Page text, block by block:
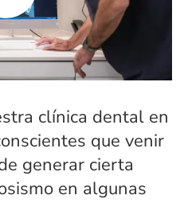
clínica dental en
que venir
generar cierta
en algunas